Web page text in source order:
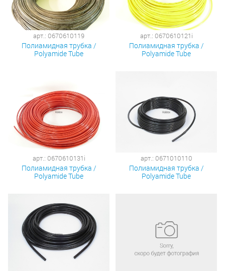
арт.: 0670610119
Полиамидная трубка /
Polyamide Tube
арт.: 0670610121i
Полиамидная трубка /
Polyamide Tube
арт.: 0670610131i
Полиамидная трубка /
Polyamide Tube
арт.: 0671010110
Полиамидная трубка /
Polyamide Tube